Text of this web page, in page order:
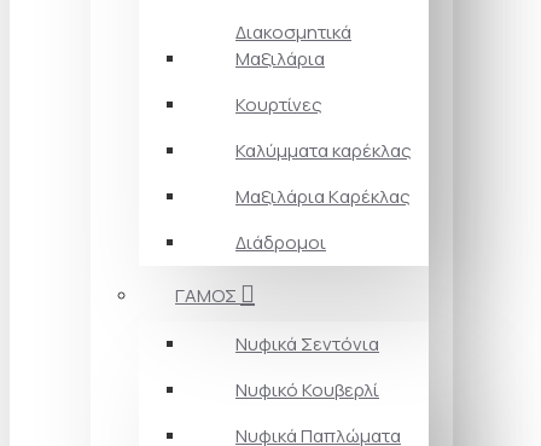
Διακοσμητικά
Μαξιλάρια
Κουρτίνες
Καλύμματα καρέκλας
Μαξιλάρια Kαρέκλας
Διάδρομοι
ΓΑΜΟΣ
Νυφικά Σεντόνια
Νυφικό Κουβερλί
Νυφικά Παπλώματα